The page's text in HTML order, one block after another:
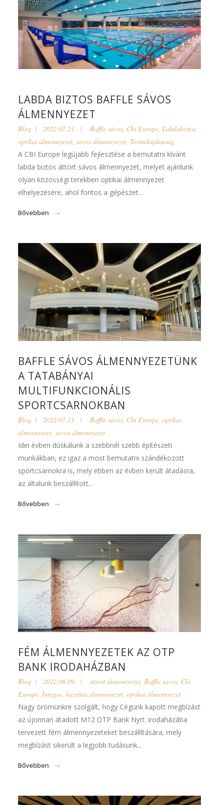
LABDA BIZTOS BAFFLE SÁVOS
ÁLMENNYEZET
Blog 2022.07.21. Baffle sávos, Cbi Europe,Labdabiztos,
optikai álmennyezet,sávos álmennyezet, Termékújdonság
A CBI Europe legújabb fejlesztése a bemutatni kívánt
labda biztos áttört sávos álmennyezet, melyet ajánlunk
olyan közösségi terekben optikai álmennyezet
elhelyezésére, ahol fontos a gépészet...
Bővebben
BAFFLE SÁVOS ÁLMENNYEZETÜNK
A TATABÁNYAI
MULTIFUNKCIONÁLIS
SPORTCSARNOKBAN
Blog 2022.07.11. Baffle sávos, Cbi Europe,optikai
álmennyezet,sávos álmennyezet
Idei évben dúskálunk a szebbnél szebb építészeti
munkákban, ez igaz a most bemutatni szándékozott
sportcsarnokra is, mely ebben az évben került átadásra,
az általunk beszállított...
Bővebben
FÉM ÁLMENNYEZETEK AZ OTP
BANK IRODAHÁZBAN
Blog 2022.06.09. áttört álmennyezet,Baffle sávos, Cbi
Europe,Integra,kazettás álmennyezet,optikai álmennyezet
Nagy örömünkre szolgált, hogy Cégünk kapott megbízást
az újonnan átadott M12 OTP Bank Nyrt. irodaházába
tervezett fém álmennyezeteket beszállítására, mely
megbízást sikerült a legjobb tudásunk...
Bővebben